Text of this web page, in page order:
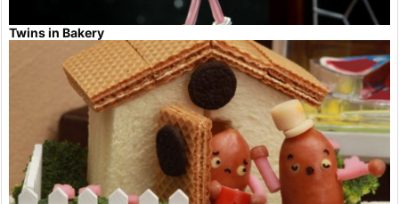
Twins in Bakery